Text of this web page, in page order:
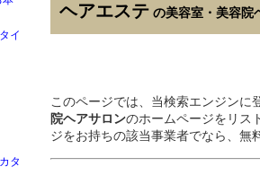
ヘアエステ の美容室・美容院
このページでは、当検索エンジンに
院ヘアサロンのホームページをリス
ジをお持ちの該当事業者でなら、無